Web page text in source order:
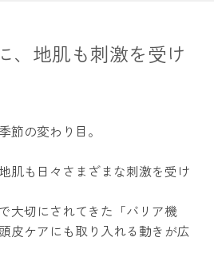
、地肌も刺激を受け
節の変わり目。
肌も日々さまざまな刺激を受け
大切にされてきた「バリア機
皮ケアにも取り入れる動きが広